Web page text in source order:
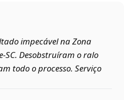
impecável na Zona
Desobstruíram o ralo
todo o processo. Serviço